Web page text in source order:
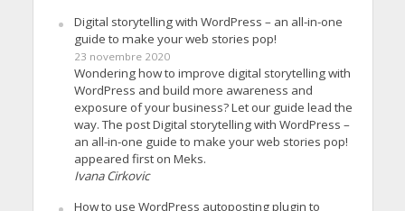
Digital storytelling with WordPress – an all-in-one
guide to make your web stories pop!
23 novembre 2020
Wondering how to improve digital storytelling with
WordPress and build more awareness and
exposure of your business? Let our guide lead the
way. The post Digital storytelling with WordPress –
an all-in-one guide to make your web stories pop!
appeared first on Meks.
Ivana Cirkovic
How to use WordPress autoposting plugin to